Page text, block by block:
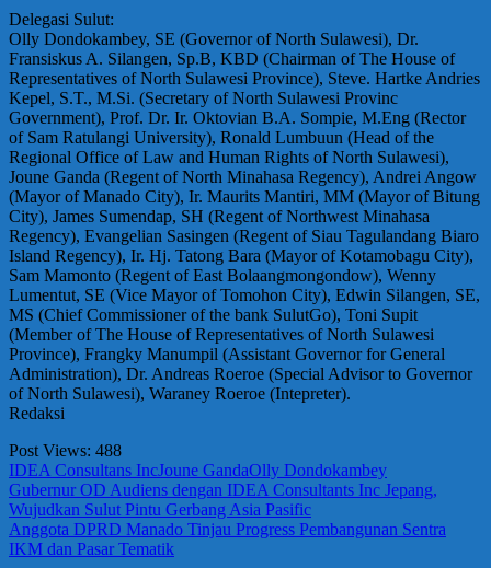
Delegasi Sulut:
Olly Dondokambey, SE (Governor of North Sulawesi), Dr.
Fransiskus A. Silangen, Sp.B, KBD (Chairman of The House of
Representatives of North Sulawesi Province), Steve. Hartke Andries
Kepel, S.T., M.Si. (Secretary of North Sulawesi Provinc
Government), Prof. Dr. Ir. Oktovian B.A. Sompie, M.Eng (Rector
of Sam Ratulangi University), Ronald Lumbuun (Head of the
Regional Office of Law and Human Rights of North Sulawesi),
Joune Ganda (Regent of North Minahasa Regency), Andrei Angow
(Mayor of Manado City), Ir. Maurits Mantiri, MM (Mayor of Bitung
City), James Sumendap, SH (Regent of Northwest Minahasa
Regency), Evangelian Sasingen (Regent of Siau Tagulandang Biaro
Island Regency), Ir. Hj. Tatong Bara (Mayor of Kotamobagu City),
Sam Mamonto (Regent of East Bolaangmongondow), Wenny
Lumentut, SE (Vice Mayor of Tomohon City), Edwin Silangen, SE,
MS (Chief Commissioner of the bank SulutGo), Toni Supit
(Member of The House of Representatives of North Sulawesi
Province), Frangky Manumpil (Assistant Governor for General
Administration), Dr. Andreas Roeroe (Special Advisor to Governor
of North Sulawesi), Waraney Roeroe (Intepreter).
Redaksi
Post Views: 488
IDEA Consultans IncJoune GandaOlly Dondokambey
Navigasi
pos
Previous
Post:
Gubernur OD Audiens dengan IDEA Consultants Inc Jepang,
Wujudkan Sulut Pintu Gerbang Asia Pasific
Next
Post:
Anggota DPRD Manado Tinjau Progress Pembangunan Sentra
IKM dan Pasar Tematik